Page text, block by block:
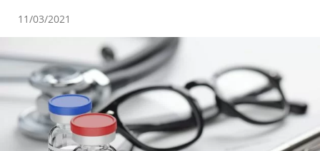
11/03/2021